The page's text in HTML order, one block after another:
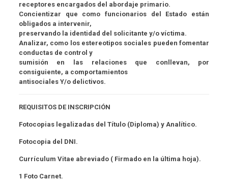
receptores encargados del abordaje primario.
Concientizar que como funcionarios del Estado están
obligados a intervenir,
preservando la identidad del solicitante y/o víctima.
Analizar, como los estereotipos sociales pueden fomentar
conductas de control y
sumisión en las relaciones que conllevan, por
consiguiente, a comportamientos
antisociales Y/o delictivos.
REQUISITOS DE INSCRIPCIÓN
Fotocopias legalizadas del Título (Diploma) y Analítico.
Fotocopia del DNI.
Currículum Vitae abreviado ( Firmado en la última hoja).
1 Foto Carnet.